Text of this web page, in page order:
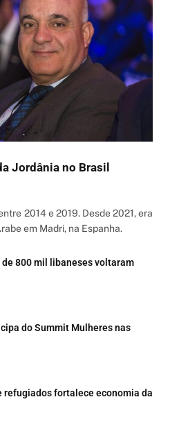
Jordânia no Brasil
2014 e 2019. Desde 2021, era
em Madri, na Espanha.
de 800 mil libaneses voltaram
do Summit Mulheres nas
refugiados fortalece economia da